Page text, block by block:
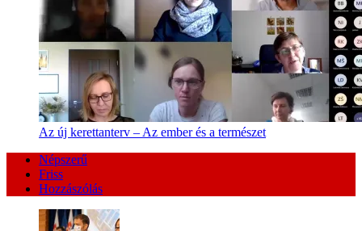
Az új kerettanterv – Az ember és a természet
Népszerű
Friss
Hozzászólás